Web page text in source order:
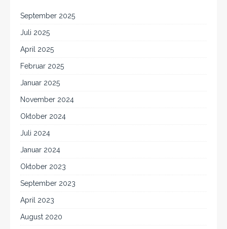
September 2025
Juli 2025
April 2025
Februar 2025
Januar 2025
November 2024
Oktober 2024
Juli 2024
Januar 2024
Oktober 2023
September 2023
April 2023
August 2020